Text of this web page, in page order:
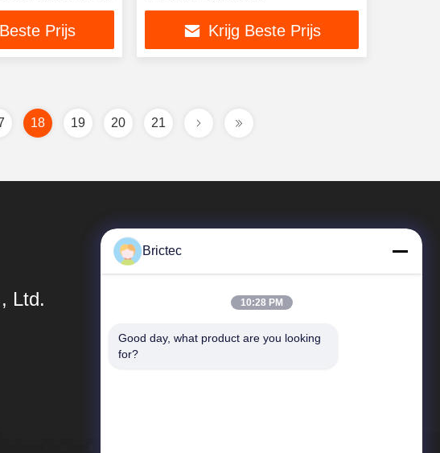
Prijs Krijg Beste Prijs
18 19 20 21
Ltd.
Snelkoppelingen
Brictec
10:28 PM
Good day, what product are you looking
for?